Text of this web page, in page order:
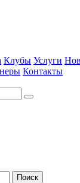
Клубы Услуги
Контакты
Поиск